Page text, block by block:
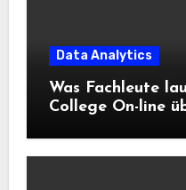
Data Analytics
Was Fachleute
College On-line